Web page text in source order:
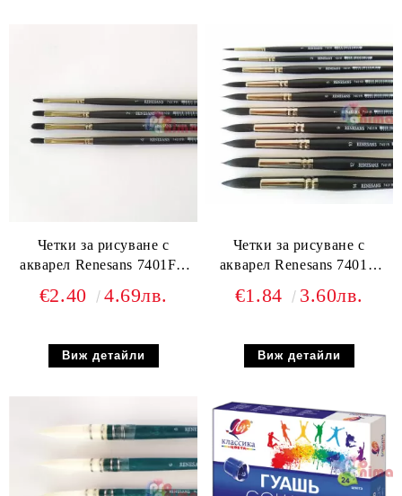
Четки за рисуване с
акварел Renesans 7401FR
катерица Синтетика
€2.40 4.69лв.
Виж детайли
Четки за рисуване с
акварел Renesans 7401R
катерица Синтетика Объл
€1.84 3.60лв.
Виж детайли